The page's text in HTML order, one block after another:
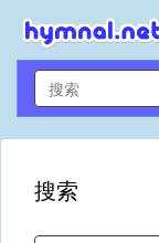
搜索